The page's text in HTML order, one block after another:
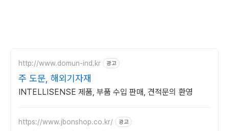
http://www.domun-ind.kr 광고
주 도문, 해외기자재
INTELLISENSE 제품, 부품 수입 판매, 견적문의 환영
https://www.jbonshop.co.kr/ 광고